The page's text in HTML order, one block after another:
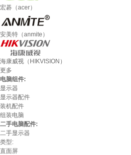
宏碁（acer）
安美特（anmite）
海康威视（HIKVISION）
更多
电脑组件:
显示器
显示器配件
装机配件
组装电脑
二手电脑配件:
二手显示器
类型:
直面屏